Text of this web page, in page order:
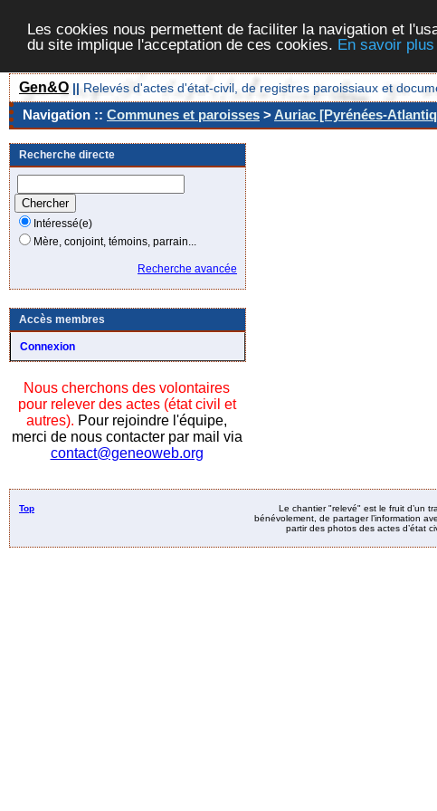
Les cookies nous permettent de faciliter la navigation et
du site implique l'acceptation de ces cookies. En savoir plus
Gen&O || Relevés d'actes d'état-civil, de registres paroissiaux et
Navigation :: Communes et paroisses >Auriac [Pyrénées-
Recherche directe
Intéressé(e)
Mère, conjoint, témoins, parrain...
Recherche avancée
Accès membres
Connexion
Nous cherchons des volontaires
pour relever des actes (état civil et
autres). Pour rejoindre l'équipe,
merci de nous contacter par mail via
contact@geneoweb.org
Top
Le chantier "relevé" est le fruit d’un
bénévolement, de partager l’information
partir des photos des actes d’état